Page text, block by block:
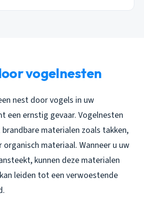
vogelnesten
nest door vogels in uw
een ernstig gevaar. Vogelnesten
materialen zoals takken,
organisch materiaal. Wanneer u uw
kunnen deze materialen
leiden tot een verwoestende